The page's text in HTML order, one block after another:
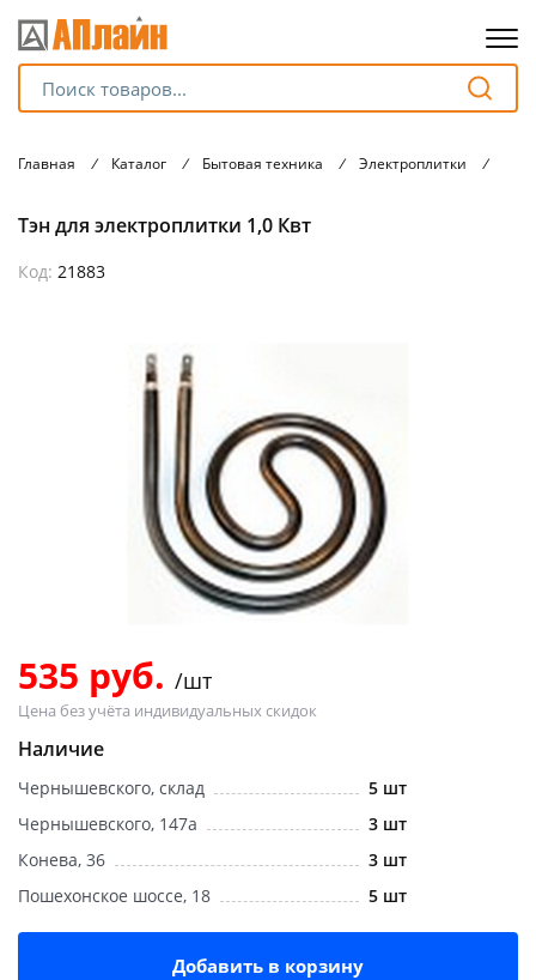
Главная / Каталог / Бытовая техника / Электроплитки /
Тэн для электроплитки 1,0 Квт
Код: 21883
535 руб. /шт
Цена без учёта индивидуальных скидок
Наличие
Чернышевского, склад
5 шт
Чернышевского, 147а
3 шт
Конева, 36
3 шт
Пошехонское шоссе, 18
5 шт
Добавить в корзину
оплатуна части
без переплат
График платежей
Добавляйте товары
Оплачивайте сегодня только
25% картой любого банка
Получайте товар
выбранный способом
Оставшиеся75% будут
каждые 2 недели